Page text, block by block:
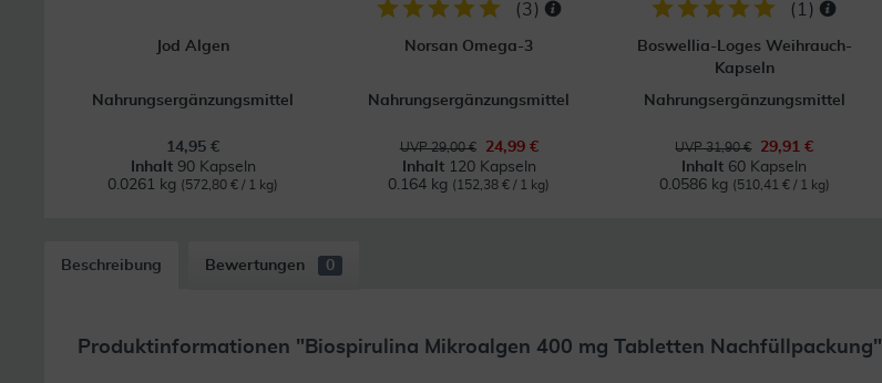
Jod Algen
Nahrungsergänzungsmittel
14,95 €
Inhalt 90 Kapseln
0.0261 kg (572,80 € / 1 kg)
(3)
Norsan Omega-3
Nahrungsergänzungsmittel
UVP 29,00 €
24,99 €
Inhalt 120 Kapseln
0.164 kg (152,38 € / 1 kg)
( 1 )
Boswellia-Loges Weihrauch-
Kapseln
Nahrungsergänzungsmittel
UVP 31,90 €
29,91 €
Inhalt 60 Kapseln
0.0586 kg (510,41 € / 1 kg)
Beschreibung Bewertungen 0
Produktinformationen "Biospirulina Mikroalgen 400 mg Tabletten Nachfüllpackung"